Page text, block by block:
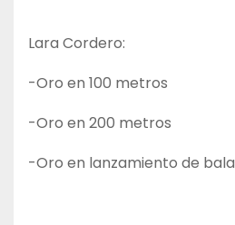
Lara Cordero:
-Oro en 100 metros
-Oro en 200 metros
-Oro en lanzamiento de bala